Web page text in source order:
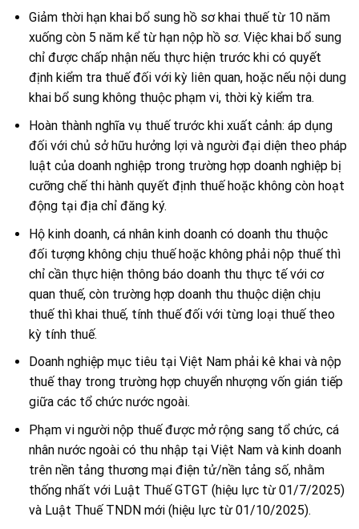
Giảm thời hạn khai bổ sung hồ sơ khai thuế từ 10 năm
xuống còn 5 năm kể từ hạn nộp hồ sơ. Việc khai bổ sung
chỉ được chấp nhận nếu thực hiện trước khi có quyết
định kiểm tra thuế đối với kỳ liên quan, hoặc nếu nội dung
khai bổ sung không thuộc phạm vi, thời kỳ kiểm tra.
Hoàn thành nghĩa vụ thuế trước khi xuất cảnh: áp dụng
đối với chủ sở hữu hưởng lợi và người đại diện theo pháp
luật của doanh nghiệp trong trường hợp doanh nghiệp bị
cưỡng chế thi hành quyết định thuế hoặc không còn hoạt
động tại địa chỉ đăng ký.
Hộ kinh doanh, cá nhân kinh doanh có doanh thu thuộc
đối tượng không chịu thuế hoặc không phải nộp thuế thì
chỉ cần thực hiện thông báo doanh thu thực tế với cơ
quan thuế, còn trường hợp doanh thu thuộc diện chịu
thuế thì khai thuế, tính thuế đối với từng loại thuế theo
kỳ tính thuế.
Doanh nghiệp mục tiêu tại Việt Nam phải kê khai và nộp
thuế thay trong trường hợp chuyển nhượng vốn gián tiếp
giữa các tổ chức nước ngoài.
Phạm vi người nộp thuế được mở rộng sang tổ chức, cá
nhân nước ngoài có thu nhập tại Việt Nam và kinh doanh
trên nền tảng thương mại điện tử/nền tảng số, nhằm
thống nhất với Luật Thuế GTGT (hiệu lực từ 01/7/2025)
và Luật Thuế TNDN mới (hiệu lực từ 01/10/2025).